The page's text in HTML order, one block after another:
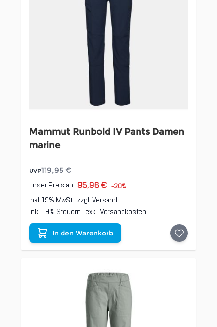
Mammut Runbold IV Pants Damen
marine
UVP119,95 €
unser Preis ab: 95,96 € -20%
inkl. 19% MwSt., zzgl.Versand
Inkl. 19% Steuern , exkl.Versandkosten
In den Warenkorb